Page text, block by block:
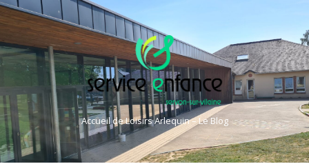
Accueil de Loisirs Arlequin – Le Blog